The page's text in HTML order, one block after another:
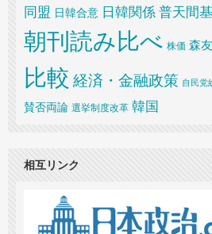
同盟 日韓合意 日韓関係普天間
朝刊読み比べ 株価 森
比較 経済・金融政策 自民党
賛否両論 選挙制度改革 韓国
相互リンク